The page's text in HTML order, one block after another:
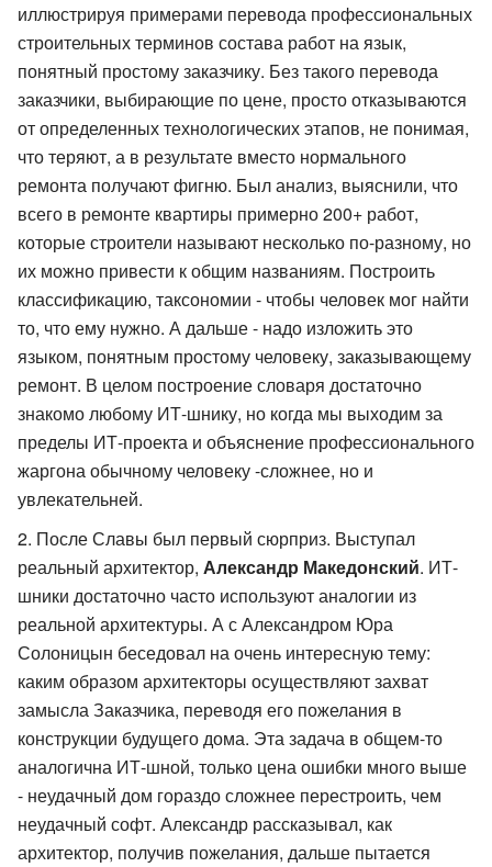
иллюстрируя примерами перевода профессиональных
строительных терминов состава работ на язык,
понятный простому заказчику. Без такого перевода
заказчики, выбирающие по цене, просто отказываются
от определенных технологических этапов, не понимая,
что теряют, а в результате вместо нормального
ремонта получают фигню. Был анализ, выяснили, что
всего в ремонте квартиры примерно 200+ работ,
которые строители называют несколько по-разному, но
их можно привести к общим названиям. Построить
классификацию, таксономии - чтобы человек мог найти
то, что ему нужно. А дальше - надо изложить это
языком, понятным простому человеку, заказывающему
ремонт. В целом построение словаря достаточно
знакомо любому ИТ-шнику, но когда мы выходим за
пределы ИТ-проекта и объяснение профессионального
жаргона обычному человеку -сложнее, но и
увлекательней.
После Славы был первый сюрприз. Выступал
реальный архитектор, Александр Македонский. ИТ-
шники достаточно часто используют аналогии из
реальной архитектуры. А с Александром Юра
Солоницын беседовал на очень интересную тему:
каким образом архитекторы осуществляют захват
замысла Заказчика, переводя его пожелания в
конструкции будущего дома. Эта задача в общем-то
аналогична ИТ-шной, только цена ошибки много выше
- неудачный дом гораздо сложнее перестроить, чем
неудачный софт. Александр рассказывал, как
архитектор, получив пожелания, дальше пытается